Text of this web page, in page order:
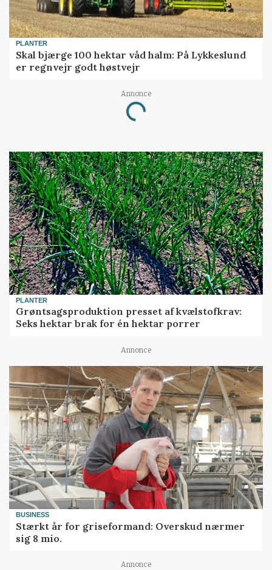
PLANTER
Skal bjærge 100 hektar våd halm: På Lykkeslund
er regnvejr godt høstvejr
Annonce
Loading...
PLANTER
Grøntsagsproduktion presset af kvælstofkrav:
Seks hektar brak for én hektar porrer
Annonce
BUSINESS
Stærkt år for griseformand: Overskud nærmer
sig 8 mio.
Annonce